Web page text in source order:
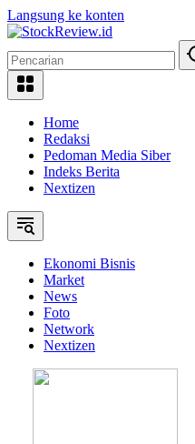
Langsung ke konten
Home
Redaksi
Pedoman Media Siber
Indeks Berita
Nextizen
Ekonomi Bisnis
Market
News
Foto
Network
Nextizen